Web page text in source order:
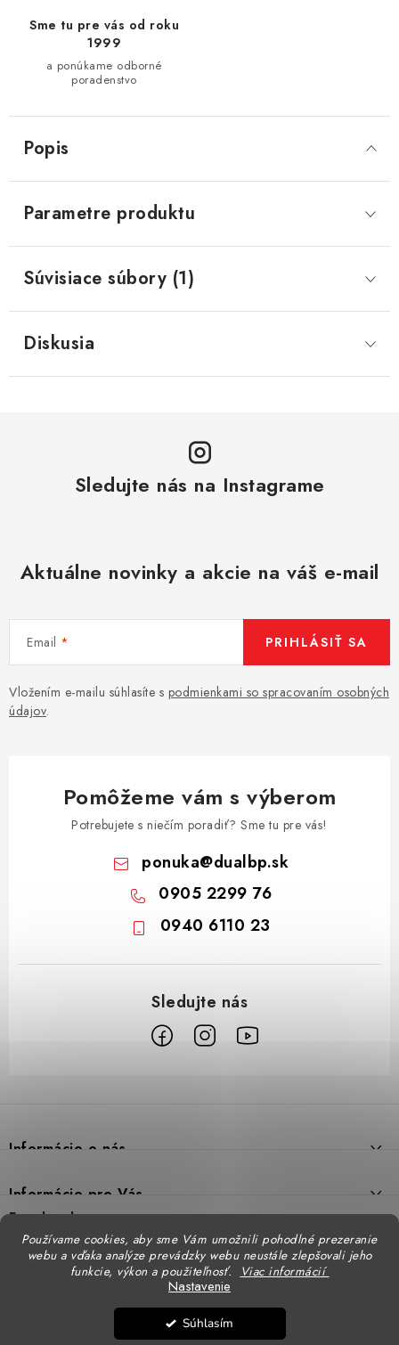
Používame cookies, aby sme Vám umožnili pohodlné prezeranie
webu a vďaka analýze prevádzky webu neustále zlepšovali jeho
funkcie, výkon a použiteľnosť.
Viac informácií
Nastavenie
Súhlasím
Sme tu pre vás od roku
1999
a ponúkame odborné
poradenstvo
Popis
Parametre produktu
Súvisiace súbory (1)
Diskusia
Sledujte nás na Instagrame
Aktuálne novinky a akcie na váš e-mail
Email
Vložením e-mailu súhlasíte s podmienkami so spracovaním osobných
údajov.
PRIHLÁSIŤ SA
Pomôžeme vám s výberom
Potrebujete s niečím poradiť? Sme tu pre vás!
ponuka@dualbp.sk
0905 2299 76
0940 6110 23
p
i
Informácie o nás
Prečo DUAL BP
Predajne
Doprava
Informácie pre Vás
Formulár na výmenu tovaru
Facebook
Katalógy
STENSO - kompletné OOPP